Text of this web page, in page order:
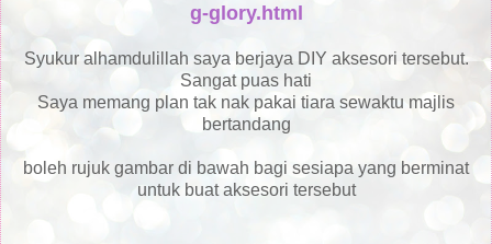
g-glory.html
Syukur alhamdulillah saya berjaya DIY aksesori tersebut.
Sangat puas hati
Saya memang plan tak nak pakai tiara sewaktu majlis
bertandang
boleh rujuk gambar di bawah bagi sesiapa yang berminat
untuk buat aksesori tersebut